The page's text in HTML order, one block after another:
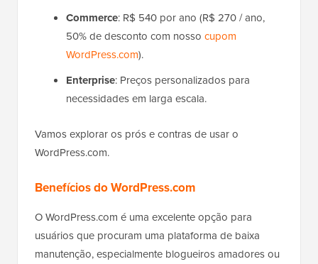
Commerce: R$ 540 por ano (R$ 270 / ano,
50% de desconto com nosso cupom
WordPress.com).
Enterprise: Preços personalizados para
necessidades em larga escala.
Vamos explorar os prós e contras de usar o
WordPress.com.
Benefícios do WordPress.com
O WordPress.com é uma excelente opção para
usuários que procuram uma plataforma de baixa
manutenção, especialmente blogueiros amadores ou